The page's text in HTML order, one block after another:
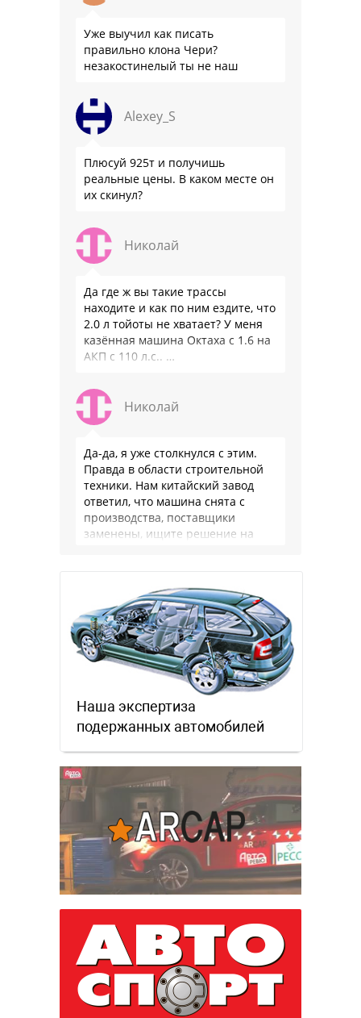
Уже выучил как писать
правильно клона Чери?
незакостинелый ты не наш
Alexey_S
Плюсуй 925т и получишь
реальные цены. В каком месте он
их скинул?
Николай
Да где ж вы такие трассы
находите и как по ним ездите, что
2.0 л тойоты не хватает? У меня
казённая машина Октаха с 1.6 на
АКП с 110 л.с.. …
Николай
Да-да, я уже столкнулся с этим.
Правда в области строительной
техники. Нам китайский завод
ответил, что машина снята с
производства, поставщики
заменены, ищите решение на
Наша экспертиза
подержанных автомобилей